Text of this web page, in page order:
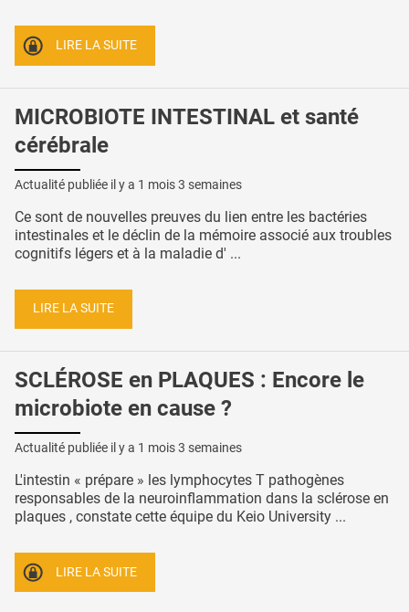
LIRE LA SUITE
MICROBIOTE INTESTINAL et santé
cérébrale
Actualité publiée il y a 1 mois 3 semaines
Ce sont de nouvelles preuves du lien entre les bactéries
intestinales et le déclin de la mémoire associé aux troubles
cognitifs légers et à la maladie d' ...
LIRE LA SUITE
SCLÉROSE en PLAQUES : Encore le
microbiote en cause ?
Actualité publiée il y a 1 mois 3 semaines
L'intestin « prépare » les lymphocytes T pathogènes
responsables de la neuroinflammation dans la sclérose en
plaques , constate cette équipe du Keio University ...
LIRE LA SUITE